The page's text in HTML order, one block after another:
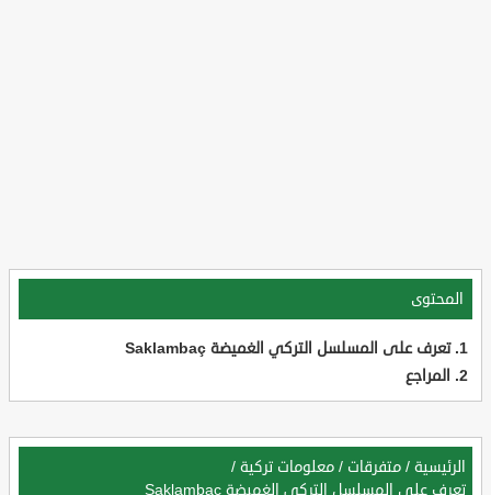
المحتوى
تعرف على المسلسل التركي الغميضة Saklambaç
المراجع
الرئيسية / متفرقات / معلومات تركية /
تعرف على المسلسل التركي الغميضة Saklambaç